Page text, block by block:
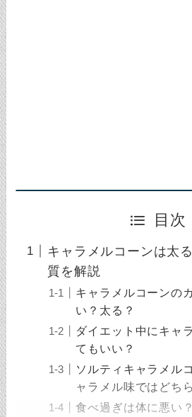
目次
キャラメルコーンは太
質を解説
キャラメルコーンの
い？太る？
ダイエット中にキャ
てもいい？
ソルティキャラメル
ャラメル味ではどち
食べ過ぎは体に悪い